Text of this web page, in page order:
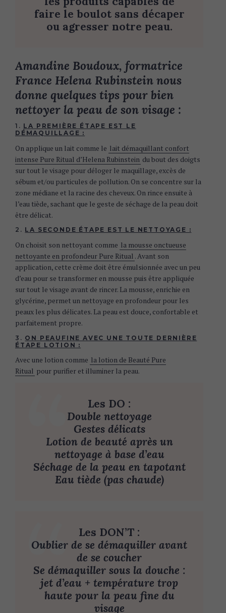
faire le boulot sans décaper
ou agresser notre peau.
Amandine Boudoux, formatrice
France Helena Rubinstein nous
donne quelques tips pour bien
nettoyer la peau de son visage :
1. LA PREMIÈRE ÉTAPE EST LE
DÉMAQUILLAGE :
On applique un lait comme le lait démaquillant confort
intense Pure Ritual d’Helena Rubinstein du bout des doigts
sur tout le visage pour déloger le maquillage, excès de
sébum et/ou particules de pollution. On se concentre sur la
zone médiane et la racine des cheveux. On rince ensuite à
l’eau tiède, sachant que le geste de séchage de la peau doit
être délicat.
2. LA SECONDE ÉTAPE EST LE NETTOYAGE :
On choisit son nettoyant comme la mousse onctueuse
nettoyante en profondeur Pure Ritual . Avant son
application, cette crème doit être émulsionnée avec un peu
d’eau pour se transformer en mousse puis être appliquée
sur tout le visage avant de rincer. La mousse, enrichie en
glycérine, permet un nettoyage en profondeur pour les
peaux les plus délicates. La peau est douce, confortable et
parfaitement propre.
3. ON PEAUFINE AVEC UNE TOUTE DERNIÈRE
ÉTAPE LOTION :
Avec une lotion comme la lotion de Beauté Pure
Ritual pour purifier et illuminer la peau.
Les DO :
Double nettoyage
Gestes délicats
Lotion de beauté après un
nettoyage à base d’eau
Séchage de la peau en tapotant
Eau tiède (pas chaude)
Les DON’T :
Oublier de se démaquiller avant
de se coucher
Se démaquiller sous la douche :
jet d’eau + température trop
haute pour la peau fine du
visage